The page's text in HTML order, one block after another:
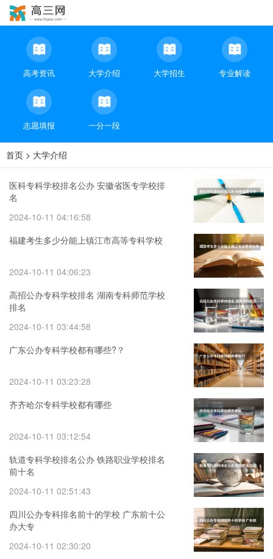
高考资讯 大学介绍 大学招生 专业解读
志愿填报 一分一段
首页 > 大学介绍
医科专科学校排名公办 安徽省医专学校排
名
2024-10-11 04:16:58
福建考生多少分能上镇江市高等专科学校
2024-10-11 04:06:23
高招公办专科学校排名 湖南专科师范学校
排名
2024-10-11 03:44:58
广东公办专科学校都有哪些?？
2024-10-11 03:23:28
齐齐哈尔专科学校都有哪些
2024-10-11 03:12:54
轨道专科学校排名公办 铁路职业学校排名
前十名
2024-10-11 02:51:43
四川公办专科排名前十的学校 广东前十公
办大专
2024-10-11 02:30:20